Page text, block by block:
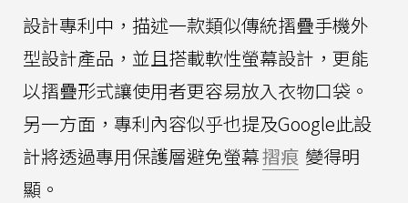
設計專利中，描述一款類似傳統摺疊手機外
型設計產品，並且搭載軟性螢幕設計，更能
以摺疊形式讓使用者更容易放入衣物口袋。
另一方面，專利內容似乎也提及Google此設
計將透過專用保護層避免螢幕摺痕 變得明
顯。